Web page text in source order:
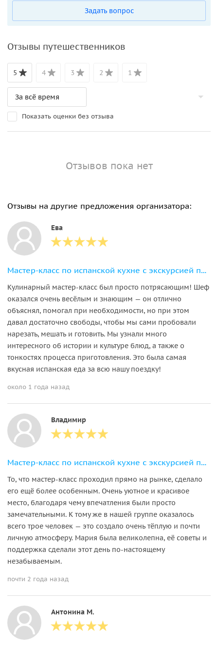
Задать вопрос
Отзывы путешественников
5 4 3 2 1
Показать оценки без отзыва
Отзывов пока нет
Отзывы на другие предложения организатора:
Ева
Мастер-класс по испанской кухне с экскурсией по рынку Триана
Кулинарный мастер-класс был просто потрясающим! Шеф
оказался очень весёлым и знающим — он отлично
объяснял, помогал при необходимости, но при этом
давал достаточно свободы, чтобы мы сами пробовали
нарезать, мешать и готовить. Мы узнали много
интересного об истории и культуре блюд, а также о
тонкостях процесса приготовления. Это была самая
вкусная испанская еда за всю нашу поездку!
около 1 года назад
Владимир
Мастер-класс по испанской кухне с экскурсией по рынку Триана
То, что мастер-класс проходил прямо на рынке, сделало
его ещё более особенным. Очень уютное и красивое
место, благодаря чему впечатления были просто
замечательными. К тому же в нашей группе оказалось
всего трое человек — это создало очень тёплую и почти
личную атмосферу. Мария была великолепна, её советы и
поддержка сделали этот день по-настоящему
незабываемым.
почти 2 года назад
Антонина М.